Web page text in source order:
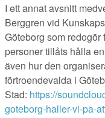
I ett annat avsnitt
Berggren vid
Göteborg som
personer tillåts hålla
även hur den
förtroendevalda i
Stad: https://
goteborg-haller-vi-pa-